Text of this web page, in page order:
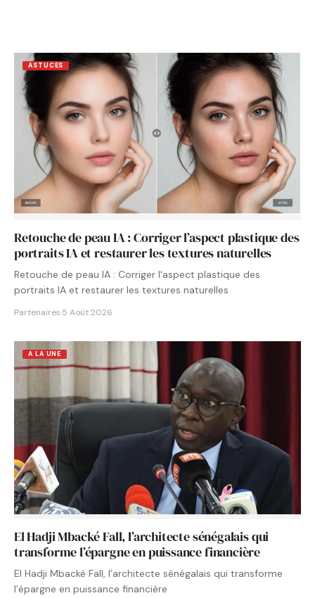
ASTUCES
Retouche de peau IA : Corriger l’aspect plastique des
portraits IA et restaurer les textures naturelles
Retouche de peau IA : Corriger l'aspect plastique des
portraits IA et restaurer les textures naturelles
Partenaires·5 Août 2026
A LA UNE
El Hadji Mbacké Fall, l’architecte sénégalais qui
transforme l’épargne en puissance financière
El Hadji Mbacké Fall, l’architecte sénégalais qui transforme
l’épargne en puissance financière